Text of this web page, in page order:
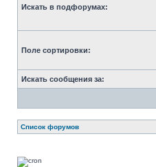
Искать в подфорумах:
Поле сортировки:
Искать сообщения за:
Список форумов